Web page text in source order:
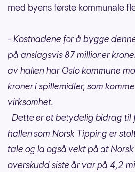
med byens første kommunale
- Kostnadene for å bygge
på anslagsvis 87 millioner
av hallen har Oslo kommune
kroner i spillemidler, som
virksomhet.
Dette er et betydelig bidrag til
hallen som Norsk Tipping er
tale og la også vekt på at
overskudd siste år var på 4,2